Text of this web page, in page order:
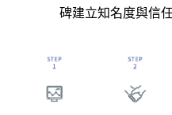
碑建立知名度與信任